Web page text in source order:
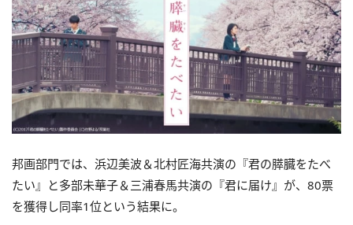
邦画部門では、浜辺美波＆北村匠海共演の『君の膵臓をたべ
たい』と多部未華子＆三浦春馬共演の『君に届け』が、80票
を獲得し同率1位という結果に。